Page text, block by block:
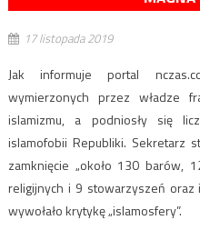
17 listopada 2019
Jak informuje portal
wymierzonych przez władze
islamizmu, a podniosły się
islamofobii Republiki. Sekretarz
zamknięcie „około 130 barów,
religijnych i 9 stowarzyszeń oraz
wywołało krytykę „islamosfery”.